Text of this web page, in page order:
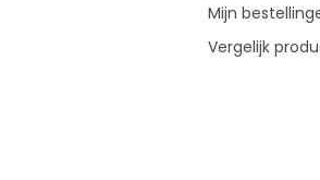
Mijn
Vergelijk